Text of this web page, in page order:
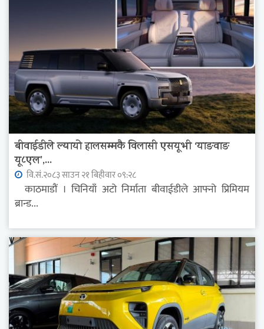
बीवाईडीले ल्यायो हालसम्मकै विलासी एसयूभी ‘याङवाङ
यू८एल’,...
वि.सं.२०८३ साउन २१ बिहीवार ०९:२८
काठमाडौं । चिनियाँ अटो निर्माता बीवाईडीले आफ्नो प्रिमियम
ब्रान्ड...